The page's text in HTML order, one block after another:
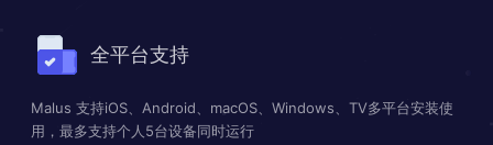
全平台支持
Malus 支持iOS、Android、macOS、Windows、TV多平台安装使
用，最多支持个人5台设备同时运行